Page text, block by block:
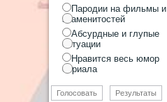
Пародии на фильмы и
знаменитостей
Абсурдные и глупые
ситуации
Нравится весь юмор
сериала
Голосовать Результаты